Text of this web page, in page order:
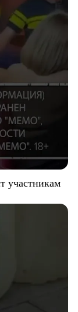
участникам